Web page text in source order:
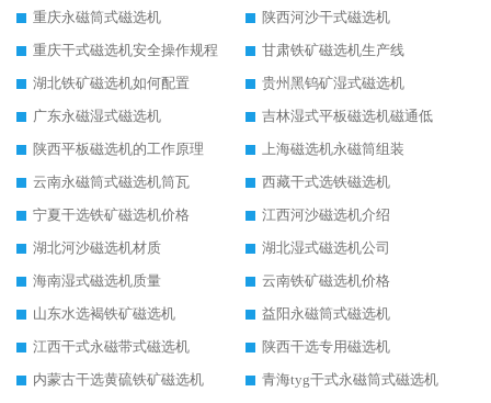
重庆永磁筒式磁选机
陕西河沙干式磁选机
重庆干式磁选机安全操作规程
甘肃铁矿磁选机生产线
湖北铁矿磁选机如何配置
贵州黑钨矿湿式磁选机
广东永磁湿式磁选机
吉林湿式平板磁选机磁通低
陕西平板磁选机的工作原理
上海磁选机永磁筒组装
云南永磁筒式磁选机筒瓦
西藏干式选铁磁选机
宁夏干选铁矿磁选机价格
江西河沙磁选机介绍
湖北河沙磁选机材质
湖北湿式磁选机公司
海南湿式磁选机质量
云南铁矿磁选机价格
山东水选褐铁矿磁选机
益阳永磁筒式磁选机
江西干式永磁带式磁选机
陕西干选专用磁选机
内蒙古干选黄硫铁矿磁选机
青海tyg干式永磁筒式磁选机